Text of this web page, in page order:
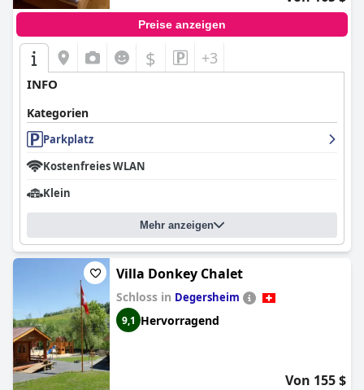
Preise anzeigen
$ +3
INFO
Kategorien
Parkplatz
Kostenfreies WLAN
Klein
Mehr anzeigen
Villa Donkey Chalet
Schloss in Degersheim
9,1 Hervorragend
Von 155 $